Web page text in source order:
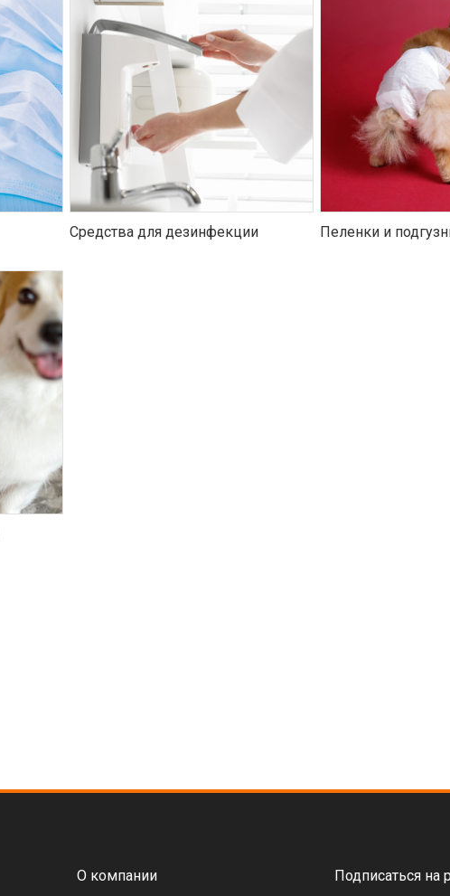
Средства для дезинфекции Пеленки и
О компании Подписаться на